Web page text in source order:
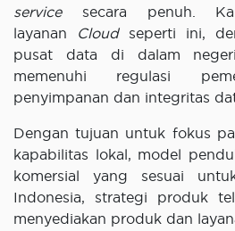
servicesecara penuh.
layanan
Cloudseperti ini,
pusat data di dalam
memenuhi regulasi
penyimpanan dan integritas
Dengan tujuan untuk fokus
kapabilitas lokal, model
komersial yang sesuai
Indonesia, strategi produk
menyediakan produk dan